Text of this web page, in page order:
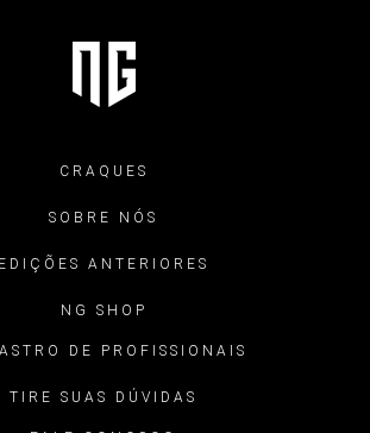
CRAQUES
SOBRE NÓS
EDIÇÕES ANTERIORES
NG SHOP
DE PROFISSIONAIS
TIRE SUAS DÚVIDAS